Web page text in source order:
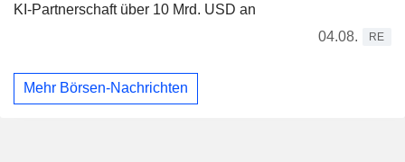
KI-Partnerschaft über 10 Mrd. USD an
04.08.
RE
Mehr Börsen-Nachrichten